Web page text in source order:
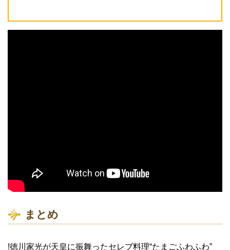
まとめ
!徳川家光が天皇に振舞ったセレブ料理“たまごふわふわ”